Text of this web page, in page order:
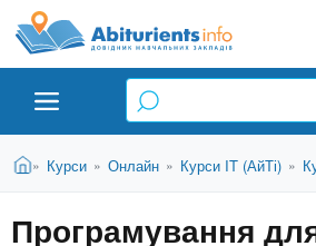
A
b
i
t
о
в
д
н
к
Абітурієнту
ЗВО (ВНЗ)
В
т
Головна
» Курси » Онлайн » Курси IT (АйТі) »
Програмування